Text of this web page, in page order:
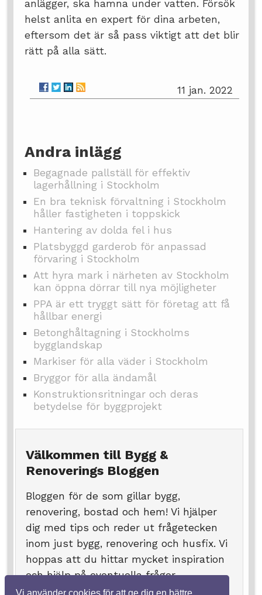
Vi använder cookies för att ge dig en bättre
anlägger, ska hamna under vatten. Försök
helst anlita en expert för dina arbeten,
eftersom det är så pass viktigt att det blir
rätt på alla sätt.
11 jan. 2022
Andra inlägg
Begagnade pallställ för effektiv
lagerhållning i Stockholm
En bra teknisk förvaltning i Stockholm
håller fastigheten i toppskick
Hantering av dolda fel i hus
Platsbyggd garderob för anpassad
förvaring i Stockholm
Att hyra mark i närheten av Stockholm
kan öppna dörrar till nya möjligheter
PPA är ett tryggt sätt för företag att få
hållbar energi
Betonghåltagning i Stockholms
bygglandskap
Markiser för alla väder i Stockholm
Bryggor för alla ändamål
Konstruktionsritningar och deras
betydelse för byggprojekt
Välkommen till Bygg &
Renoverings Bloggen
Bloggen för de som gillar bygg,
renovering, bostad och hem! Vi hjälper
dig med tips och reder ut frågetecken
inom just bygg, renovering och husfix. Vi
hoppas att du hittar mycket inspiration
och hjälp på eventuella frågor.